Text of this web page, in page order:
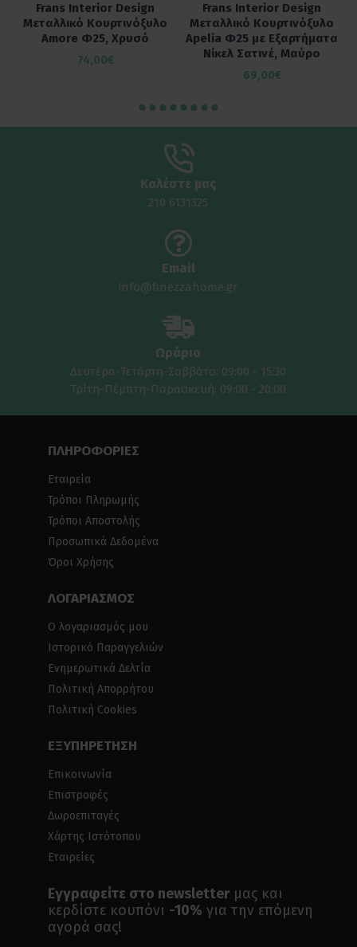
Frans Interior Design
Μεταλλικό Κουρτινόξυλο
Amore Φ25, Χρυσό
74,00€
Frans Interior Design
Μεταλλικό Κουρτινόξυλο
Apelia Φ25 με Εξαρτήματα
Νίκελ Σατινέ, Μαύρο
69,00€
Καλέστε μας
210 6131325
Email
info@finezzahome.gr
Ωράριο
Δευτέρα-Τετάρτη-Σαββάτο: 09:00 - 15:30
Τρίτη-Πέμπτη-Παρασκευή: 09:00 - 20:00
ΠΛΗΡΟΦΟΡΙΕΣ
Εταιρεία
Τρόποι Πληρωμής
Τρόποι Αποστολής
Προσωπικά Δεδομένα
Όροι Χρήσης
ΛΟΓΑΡΙΑΣΜΟΣ
Ο λογαριασμός μου
Ιστορικό Παραγγελιών
Ενημερωτικά Δελτία
Πολιτική Απορρήτου
Πολιτική Cookies
ΕΞΥΠΗΡΕΤΗΣΗ
Επικοινωνία
Επιστροφές
Δωροεπιταγές
Χάρτης Ιστότοπου
Εταιρείες
Εγγραφείτε στο newsletter μας και
κερδίστε κουπόνι -10% για την επόμενη
αγορά σας!